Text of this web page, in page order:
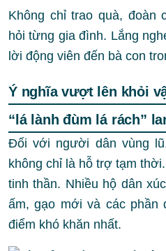
Không chỉ trao quà, đoàn
hỏi từng gia đình. Lắng
lời động viên đến bà con
Ý nghĩa vượt lên khỏi
“lá lành đùm lá rách”
Đối với người dân vùng
không chỉ là hỗ trợ tạm
tinh thần. Nhiều hộ dân
ấm, gạo mới và các phần
điểm khó khăn nhất.